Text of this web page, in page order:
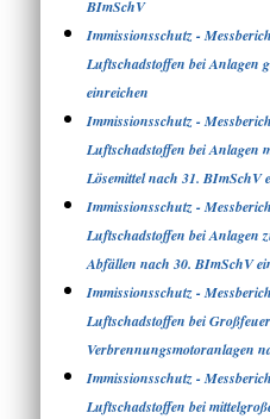
BImSchV
Immissionsschutz -
Luftschadstoffen bei Anlagen
einreichen
Immissionsschutz -
Luftschadstoffen bei Anlagen
Lösemittel nach 31. BImSchV
Immissionsschutz -
Luftschadstoffen bei Anlagen
Abfällen nach 30. BImSchV
Immissionsschutz -
Luftschadstoffen bei
Verbrennungsmotoranlagen
Immissionsschutz -
Luftschadstoffen bei